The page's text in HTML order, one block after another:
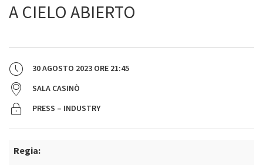
A CIELO ABIERTO
30 AGOSTO 2023 ORE 21:45
SALA CASINÒ
PRESS – INDUSTRY
Regia: